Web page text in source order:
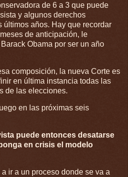
de 6 a 3 que puede
y algunos derechos
últimos años. Hay que recordar
de anticipación, le
Obama por ser un año
composición, la nueva Corte es
en última instancia todas las
de las elecciones.
en las próximas seis
puede entonces desatarse
en crisis el modelo
ir a un proceso donde se va a